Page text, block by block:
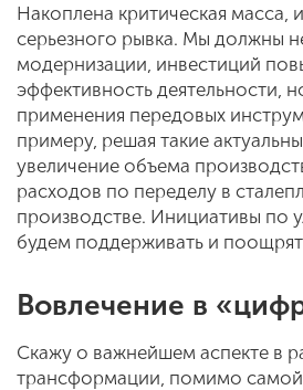
Накоплена критическая масса,
серьезного рывка. Мы должны
модернизации, инвестиций
эффективность деятельности,
применения передовых
примеру, решая такие
увеличение объема
расходов по переделу в
производстве. Инициативы по
будем поддерживать и
Вовлечение в
Скажу о важнейшем аспекте в
трансформации, помимо